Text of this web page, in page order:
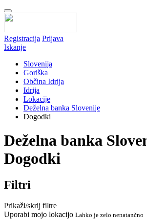
Registracija Prijava
Iskanje
Slovenija
Goriška
Občina Idrija
Idrija
Lokacije
Deželna banka Slovenije
Dogodki
Deželna banka
Dogodki
Filtri
Prikaži/skrij filtre
Uporabi mojo lokacijo Lahko je zelo nenatančno